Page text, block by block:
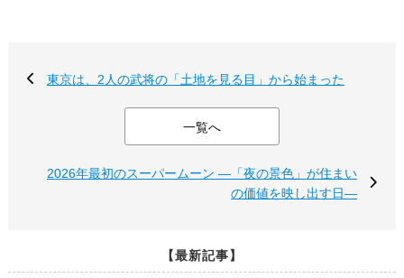
東京は、2人の武将の「土地を見る目」から始まった
一覧へ
2026年最初のスーパームーン ―「夜の景色」が住まい
の価値を映し出す日―
【最新記事】